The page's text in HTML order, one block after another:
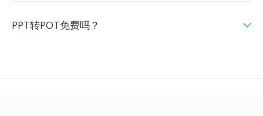
PPT转POT免费吗？